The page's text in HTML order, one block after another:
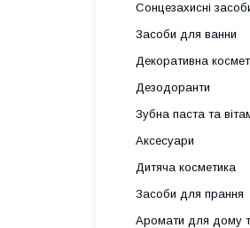
Сонцезахисні
Засоби для ванни
Декоративна
Дезодоранти
Зубна паста та
Аксесуари
Дитяча косметика
Засоби для прання
Аромати для дому